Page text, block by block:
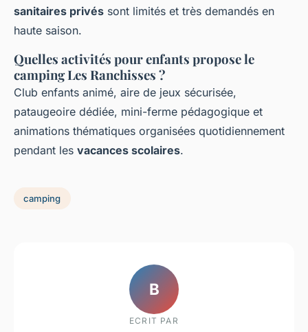
sanitaires privés sont limités et très demandés en
haute saison.
Quelles activités pour enfants propose le
camping Les Ranchisses ?
Club enfants animé, aire de jeux sécurisée,
pataugeoire dédiée, mini-ferme pédagogique et
animations thématiques organisées quotidiennement
pendant les vacances scolaires.
camping
B
ECRIT PAR